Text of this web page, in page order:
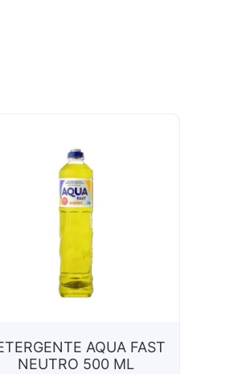
AQUA FAST
NEUTRO 500 ML